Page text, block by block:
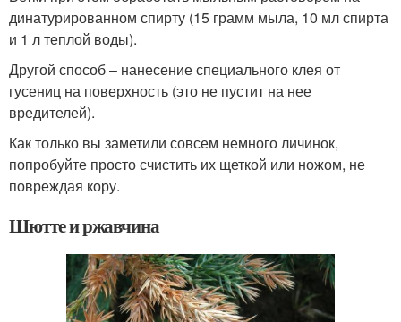
динатурированном спирту (15 грамм мыла, 10 мл спирта
и 1 л теплой воды).
Другой способ – нанесение специального клея от
гусениц на поверхность (это не пустит на нее
вредителей).
Как только вы заметили совсем немного личинок,
попробуйте просто счистить их щеткой или ножом, не
повреждая кору.
Шютте и ржавчина